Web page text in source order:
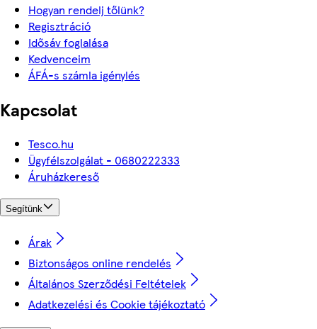
Hogyan rendelj tőlünk?
Regisztráció
Idősáv foglalása
Kedvenceim
ÁFÁ-s számla igénylés
Kapcsolat
Tesco.hu
Ügyfélszolgálat - 0680222333
Áruházkereső
Segítünk
Árak
Biztonságos online rendelés
Általános Szerződési Feltételek
Adatkezelési és Cookie tájékoztató